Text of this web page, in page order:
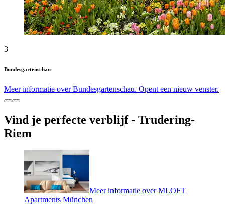
3
Bundesgartenschau
Meer informatie over Bundesgartenschau. Opent een nieuw venster.
Vind je perfecte verblijf - Trudering-
Riem
Meer informatie over MLOFT
Apartments München